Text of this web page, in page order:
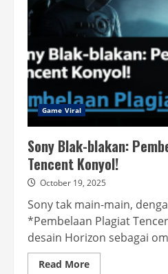
Game Viral
Sony Blak-blakan:
Tencent Konyol!
October 19, 2025
Sony tak main-main,
*Pembelaan Plagiat
desain Horizon sebagai
Read MoreRead